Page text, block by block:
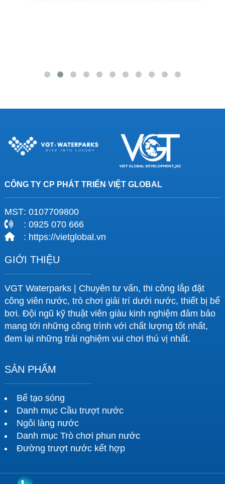
CÔNG TY CP PHÁT TRIỂN VIỆT GLOBAL
MST: 0107709800
: 0925 070 666
: https://vietglobal.vn
GIỚI THIỆU
VGT Waterparks | Chuyên tư vấn, thi công lắp đặt
công viên nước, trò chơi giải trí dưới nước, thiết bị bể
bơi. Đội ngũ kỹ thuật viên giàu kinh nghiệm đảm bảo
mang tới những công trình với chất lượng tốt nhất,
đem lại những trải nghiệm vui chơi thú vị nhất.
SẢN PHẨM
Bể tạo sóng
Danh mục Cầu trượt nước
Ngôi làng nước
Danh mục Trò chơi phun nước
Đường trượt nước kết hợp